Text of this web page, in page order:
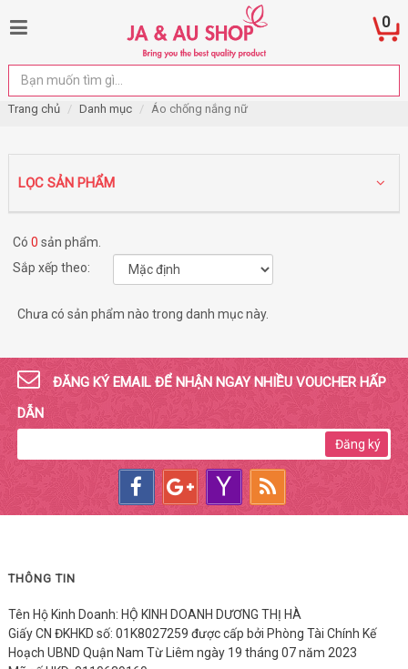
0
Trang chủ Danh mục Áo chống nắng nữ
LỌC SẢN PHẨM
Có 0 sản phẩm.
Sắp xếp theo:
Chưa có sản phẩm nào trong danh mục này.
ĐĂNG KÝ EMAIL ĐỂ NHẬN NGAY NHIỀU VOUCHER HẤP
DẪN
Đăng ký
THÔNG TIN
Tên Hộ Kinh Doanh: HỘ KINH DOANH DƯƠNG THỊ HÀ
Giấy CN ĐKHKD số: 01K8027259 được cấp bởi Phòng Tài Chính Kế
Hoạch UBND Quận Nam Từ Liêm ngày 19 tháng 07 năm 2023